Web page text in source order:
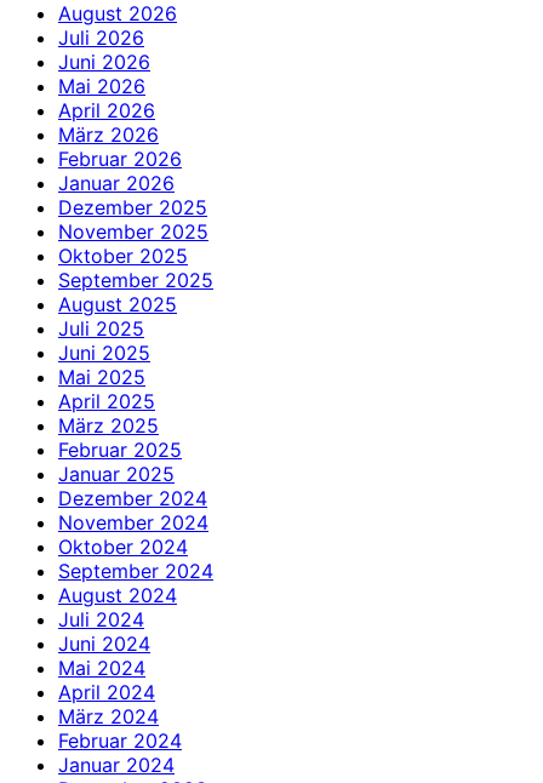
August 2026
Juli 2026
Juni 2026
Mai 2026
April 2026
März 2026
Februar 2026
Januar 2026
Dezember 2025
November 2025
Oktober 2025
September 2025
August 2025
Juli 2025
Juni 2025
Mai 2025
April 2025
März 2025
Februar 2025
Januar 2025
Dezember 2024
November 2024
Oktober 2024
September 2024
August 2024
Juli 2024
Juni 2024
Mai 2024
April 2024
März 2024
Februar 2024
Januar 2024